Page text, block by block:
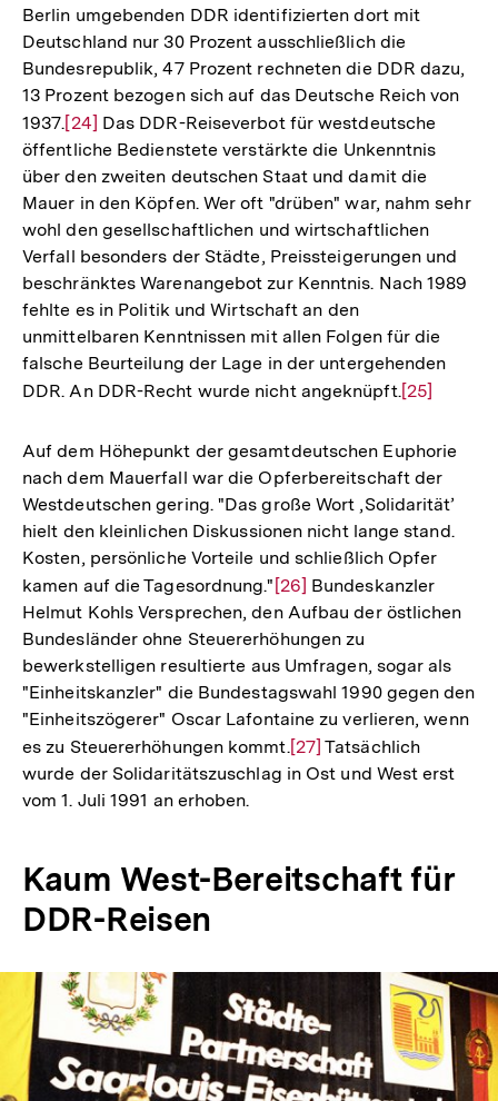
Berlin umgebenden DDR identifizierten dort mit
Deutschland nur 30 Prozent ausschließlich die
Bundesrepublik, 47 Prozent rechneten die DDR dazu,
13 Prozent bezogen sich auf das Deutsche Reich von
1937.Zur
Auflösung
der
Fußnote
[24] Das DDR-Reiseverbot für westdeutsche
öffentliche Bedienstete verstärkte die Unkenntnis
über den zweiten deutschen Staat und damit die
Mauer in den Köpfen. Wer oft "drüben" war, nahm sehr
wohl den gesellschaftlichen und wirtschaftlichen
Verfall besonders der Städte, Preissteigerungen und
beschränktes Warenangebot zur Kenntnis. Nach 1989
fehlte es in Politik und Wirtschaft an den
unmittelbaren Kenntnissen mit allen Folgen für die
falsche Beurteilung der Lage in der untergehenden
DDR. An DDR-Recht wurde nicht angeknüpft.Zur
der
Fußnote
[25]
Auf dem Höhepunkt der gesamtdeutschen Euphorie
nach dem Mauerfall war die Opferbereitschaft der
Westdeutschen gering. "Das große Wort ‚Solidarität’
hielt den kleinlichen Diskussionen nicht lange stand.
Kosten, persönliche Vorteile und schließlich Opfer
kamen auf die Tagesordnung." Zur
Auflösung
der
Fußnote
[26] Bundeskanzler
Helmut Kohls Versprechen, den Aufbau der östlichen
Bundesländer ohne Steuererhöhungen zu
bewerkstelligen resultierte aus Umfragen, sogar als
"Einheitskanzler" die Bundestagswahl 1990 gegen den
"Einheitszögerer" Oscar Lafontaine zu verlieren, wenn
es zu Steuererhöhungen kommt.Zur
Auflösung
[27] Tatsächlich
wurde der Solidaritätszuschlag in Ost und West erst
vom 1. Juli 1991 an erhoben.
Kaum West-Bereitschaft für
DDR-Reisen